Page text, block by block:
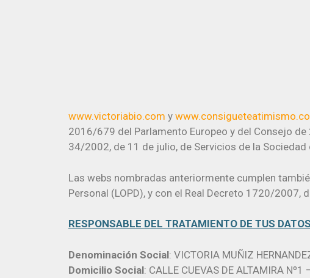
www.victoriabio.com y
2016/679 del Parlamento Europeo y del Consejo
34/2002, de 11 de julio, de Servicios de la
Las webs nombradas anteriormente cumplen
Personal (LOPD), y con el Real Decreto 1720/2007,
RESPONSABLE DEL TRATAMIENTO DE TUS
Denominación Social: VICTORIA MUÑIZ
Domicilio Social: CALLE CUEVAS DE ALTAMIRA